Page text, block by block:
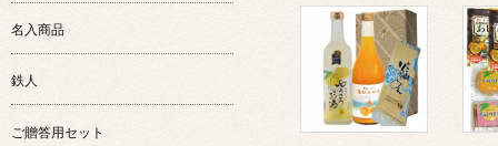
名入商品
鉄人
ご贈答用セット